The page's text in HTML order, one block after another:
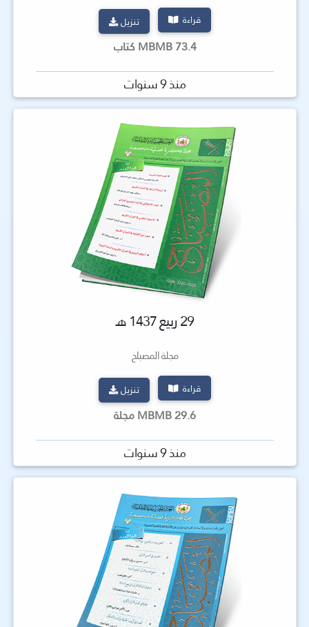
قراءة تنزيل
73.4 MBMB كتاب
منذ 9 سنوات
29 ربيع 1437 هـ
مجلة المصباح
قراءة تنزيل
29.6 MBMB مجلة
منذ 9 سنوات